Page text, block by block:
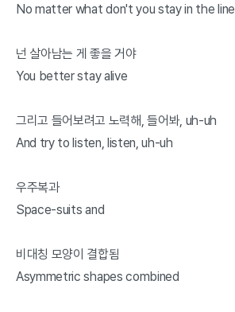
No matter what don't you stay in the line
넌 살아남는 게 좋을 거야
You better stay alive
그리고 들어보려고 노력해, 들어봐, uh-uh
And try to listen, listen, uh-uh
우주복과
Space-suits and
비대칭 모양이 결합됨
Asymmetric shapes combined